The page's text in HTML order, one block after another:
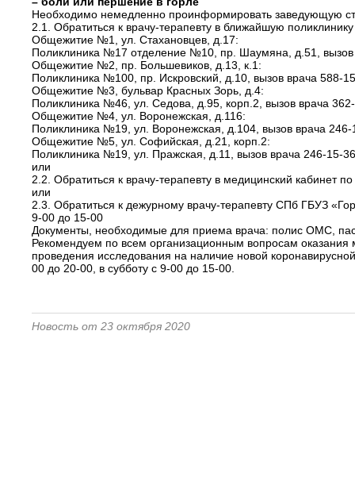
Необходимо немедленно проинформировать заведующую
2.1. Обратиться к врачу-терапевту в ближайшую
Общежитие №1, ул. Стахановцев, д.17:
Поликлиника №17 отделение №10, пр. Шаумяна, д.51, вызов
Общежитие №2, пр. Большевиков, д.13, к.1:
Поликлиника №100, пр. Искровский, д.10, вызов врача 588-
Общежитие №3, бульвар Красных Зорь, д.4:
Поликлиника №46, ул. Седова, д.95, корп.2, вызов врача
Общежитие №4, ул. Воронежская, д.116:
Поликлиника №19, ул. Воронежская, д.104, вызов врача 246-
Общежитие №5, ул. Софийская, д.21, корп.2:
Поликлиника №19, ул. Пражская, д.11, вызов врача 246-15-36
или
2.2. Обратиться к врачу-терапевту в медицинский кабинет
или
2.3. Обратиться к дежурному врачу-терапевту СПб ГБУЗ
9-00 до 15-00
Документы, необходимые для приема врача: полис ОМС,
Рекомендуем по всем организационным вопросам
проведения исследования на наличие новой
00 до 20-00, в субботу с 9-00 до 15-00.
Новость от 23 октября 2020